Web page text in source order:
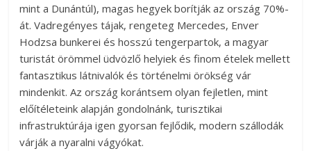
mint a Dunántúl), magas hegyek borítják az ország 70%-
át. Vadregényes tájak, rengeteg Mercedes, Enver
Hodzsa bunkerei és hosszú tengerpartok, a magyar
turistát örömmel üdvözlő helyiek és finom ételek mellett
fantasztikus látnivalók és történelmi örökség vár
mindenkit. Az ország korántsem olyan fejletlen, mint
előítéleteink alapján gondolnánk, turisztikai
infrastruktúrája igen gyorsan fejlődik, modern szállodák
várják a nyaralni vágyókat.